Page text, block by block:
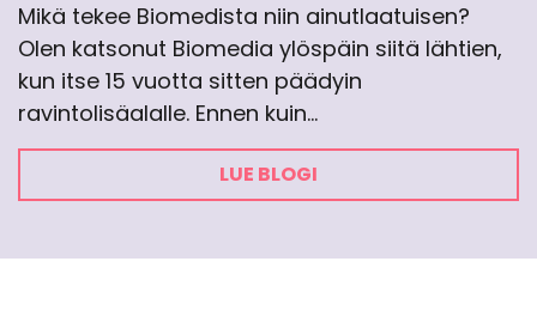
Mikä tekee Biomedista niin ainutlaatuisen?
Olen katsonut Biomedia ylöspäin siitä lähtien,
kun itse 15 vuotta sitten päädyin
ravintolisäalalle. Ennen kuin…
LUE BLOGI